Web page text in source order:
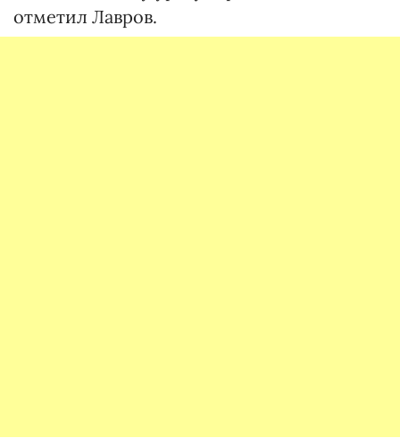
отметил Лавров.